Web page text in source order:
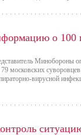
о 100
Минобороны
79 московских
вирусной